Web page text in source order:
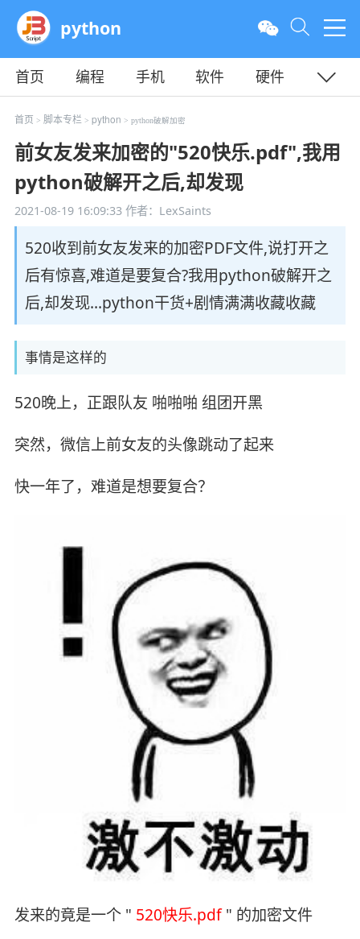
python
首页 编程 手机 软件
硬件
教程
平面 服务器
首页 > 脚本专栏> python > python破解加密
前女友发来加密的"520快乐.pdf",我用
python破解开之后,却发现
2021-08-19 16:09:33作者：LexSaints
520收到前女友发来的加密PDF文件,说打开之
后有惊喜,难道是要复合?我用python破解开之
后,却发现...python干货+剧情满满收藏收藏
事情是这样的
520晚上，正跟队友 啪啪啪 组团开黑
突然，微信上前女友的头像跳动了起来
快一年了，难道是想要复合？
发来的竟是一个 " 520快乐.pdf" 的加密文件